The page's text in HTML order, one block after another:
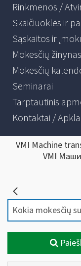
Rinkmenos /
Skaičiuoklės ir
Sąskaitos ir
Mokesčių žinynas
Mokesčių
Seminarai
Tarptautinis
Kontaktai /
VMI Machine
VMI